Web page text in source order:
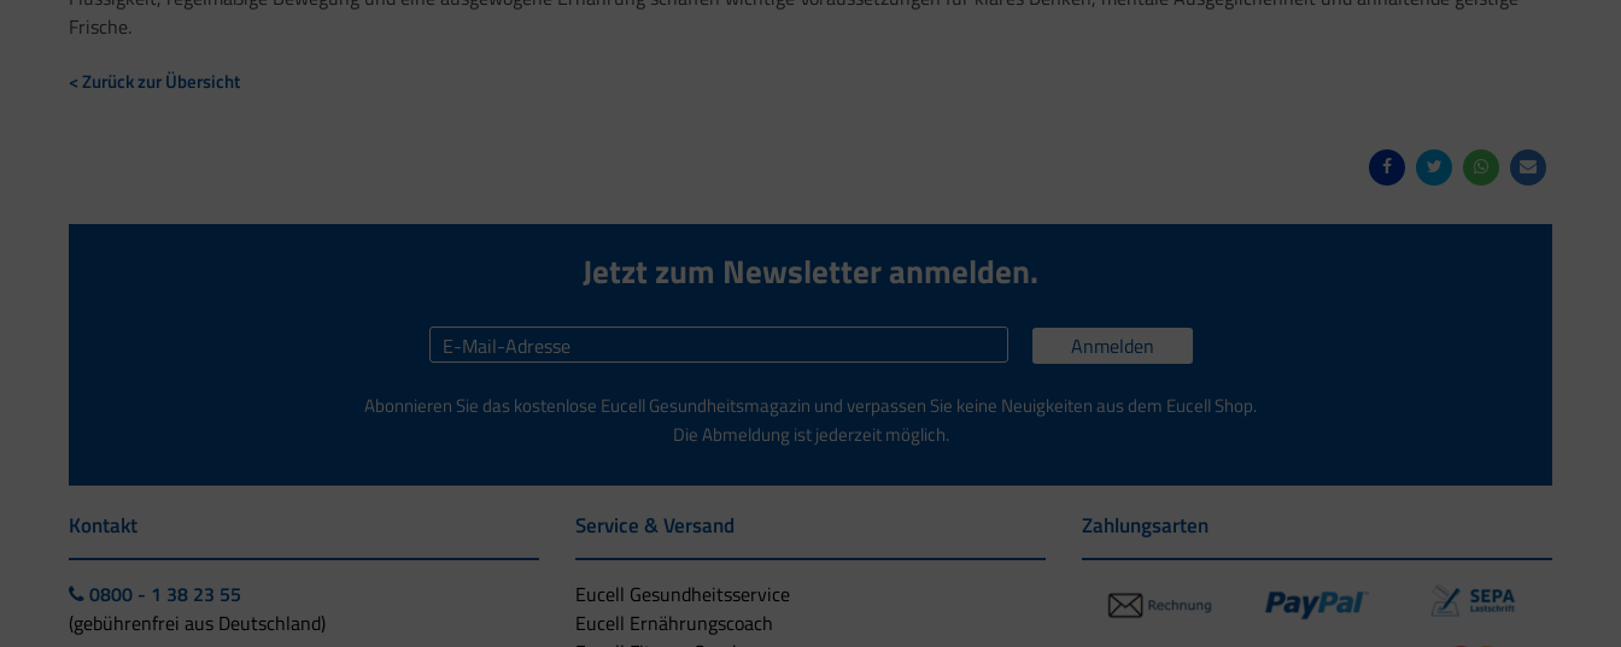
Frische.
< Zurück zur Übersicht
Jetzt zum Newsletter anmelden.
Anmelden
Abonnieren Sie das kostenlose Eucell Gesundheitsmagazin und verpassen Sie keine Neuigkeiten aus dem Eucell Shop.
Die Abmeldung ist jederzeit möglich.
Kontakt
0800 - 1 38 23 55
(gebührenfrei aus Deutschland)
Service & Versand
Eucell Gesundheitsservice
Eucell Ernährungscoach
Zahlungsarten